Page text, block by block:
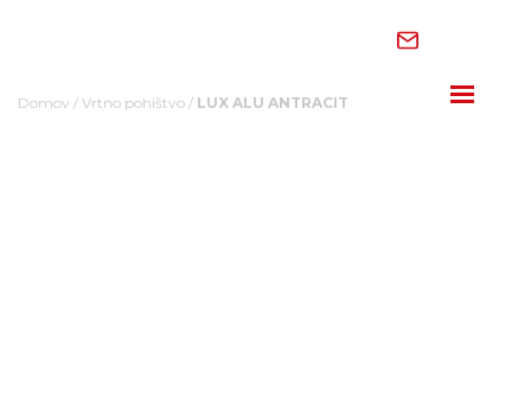
Domov / Vrtno pohištvo / LUX ALU ANTRACIT